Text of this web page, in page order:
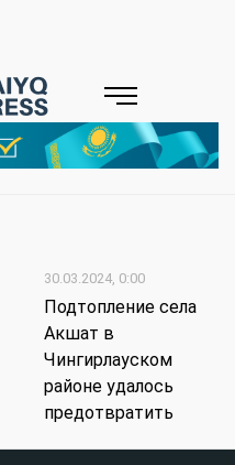
30.03.2024, 0:00
Подтопление села
Акшат в
Чингирлауском
районе удалось
предотвратить